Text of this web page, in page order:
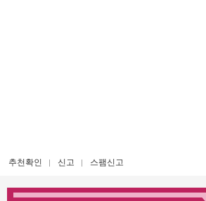
추천확인 신고 스팸신고